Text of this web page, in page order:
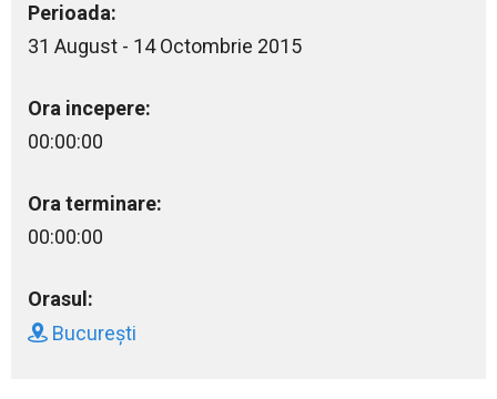
Perioada:
31 August - 14 Octombrie 2015
Ora incepere:
00:00:00
Ora terminare:
00:00:00
Orasul:
București